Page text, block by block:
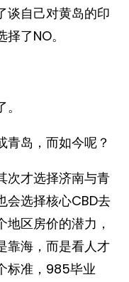
谈自己对黄岛的印
了NO。
青岛，而如今呢？
次才选择济南与青
会选择核心CBD去
区房价的潜力，
靠海，而是看人才
标准，985毕业